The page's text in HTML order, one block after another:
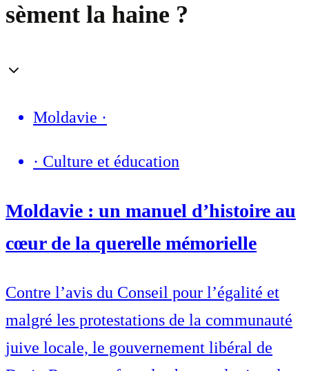
sèment la haine ?
Moldavie ·
· Culture et éducation
Moldavie : un manuel d’histoire au
cœur de la querelle mémorielle
Contre l’avis du Conseil pour l’égalité et
malgré les protestations de la communauté
juive locale, le gouvernement libéral de